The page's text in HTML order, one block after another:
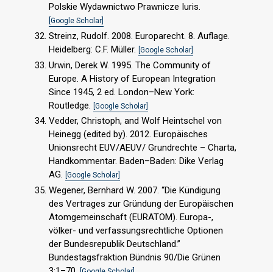
Polskie Wydawnictwo Prawnicze Iuris.
[Google Scholar]
Streinz, Rudolf. 2008. Europarecht. 8. Auflage.
Heidelberg: C.F. Müller. [Google Scholar]
Urwin, Derek W. 1995. The Community of
Europe. A History of European Integration
Since 1945, 2 ed. London–New York:
Routledge.
[Google Scholar]
Vedder, Christoph, and Wolf Heintschel von
Heinegg (edited by). 2012. Europäisches
Unionsrecht EUV/AEUV/ Grundrechte – Charta,
Handkommentar. Baden–Baden: Dike Verlag
AG. [Google Scholar]
Wegener, Bernhard W. 2007. “Die Kündigung
des Vertrages zur Gründung der Europäischen
Atomgemeinschaft (EURATOM). Europa-,
völker- und verfassungsrechtliche Optionen
der Bundesrepublik Deutschland.”
Bundestagsfraktion Bündnis 90/Die Grünen